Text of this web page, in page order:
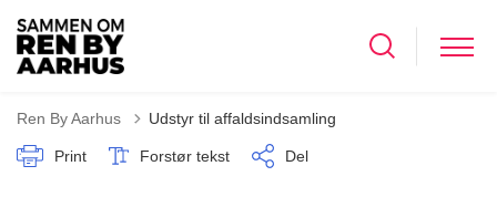
Ren By Aarhus Udstyr til affaldsindsamling
Print Forstør tekst Del